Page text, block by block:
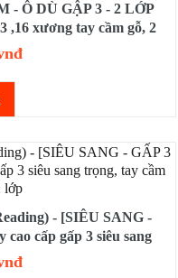
- Ô DÙ GẬP 3 - 2 LỚP
,16 xương tay cầm gỗ, 2
UV
- [SIÊU SANG -
cấp gấp 3 siêu sang
kép 2 lớp